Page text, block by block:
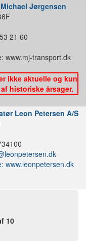
Jørgensen
21 60
www.mj-transport.dk
ikke aktuelle og kun
historiske årsager.
Leon Petersen A/S
www.leonpetersen.dk
10